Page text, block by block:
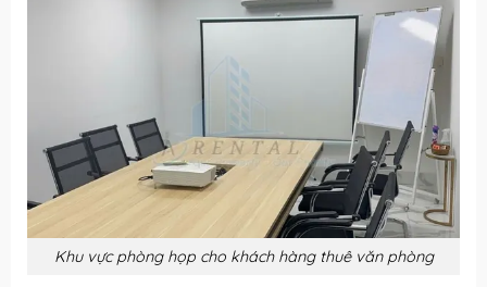
Khu vực phòng họp cho khách hàng thuê văn phòng